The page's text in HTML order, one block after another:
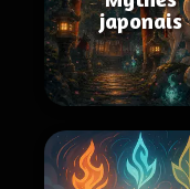
japonais